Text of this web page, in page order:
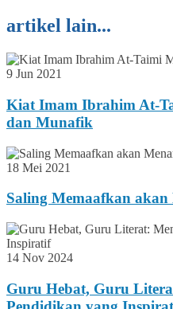
artikel lain...
9 Jun 2021
Kiat Imam Ibrahim At-
dan Munafik
18 Mei 2021
Saling Memaafkan
14 Nov 2024
Guru Hebat, Guru